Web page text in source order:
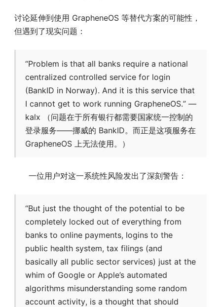
讨论延伸到使用 GrapheneOS 等替代方案的可能性，
但遇到了现实问题：
“Problem is that all banks require a national
centralized controlled service for login
(BankID in Norway). And it is this service that
I cannot get to work running GrapheneOS.” —
kalx （问题在于所有银行都需要国家统一控制的
登录服务——挪威的 BankID。而正是这项服务在
GrapheneOS 上无法使用。）
一位用户对这一系统性风险发出了深刻警告：
“But just the thought of the potential to be
completely locked out of everything from
banks to online payments, logins to the
public health system, tax filings (and
basically all public sector services) just at the
whim of Google or Apple’s automated
algorithms misunderstanding some random
account activity, is a thought that should